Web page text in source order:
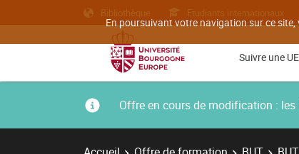
En poursuivant votre navigation sur ce
Bibliothèque Etudiants internationaux
Suivre une
Offre en cours de modification :